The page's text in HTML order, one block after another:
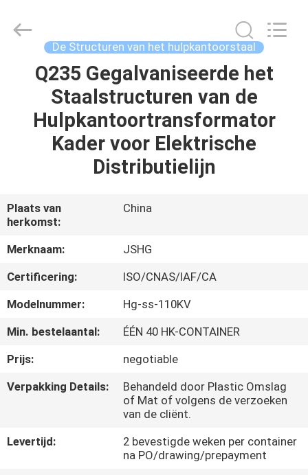
HUIS
PRODUCTEN
VR-
SHOW
ONGEVEER
ONS
FABRIEKSREIS
KWALITEITSCONTROLE
ONS
co.,ltd.
De Structuren van het hulpkantoorstaal
Q235 Gegalvaniseerde het
Staalstructuren van de
Hulpkantoortransformator
Kader voor Elektrische
Distributielijn
Plaats van
herkomst:
China
Merknaam:
JSHG
Certificering:
ISO/CNAS/IAF/CA
Modelnummer:
Hg-ss-110KV
Min. bestelaantal:
ÉÉN 40 HK-CONTAINER
Prijs:
negotiable
Verpakking Details:
Behandeld door Plastic Omslag
of Mat of volgens de verzoeken
van de cliënt.
Levertijd:
2 bevestigde weken per container
na PO/drawing/prepayment